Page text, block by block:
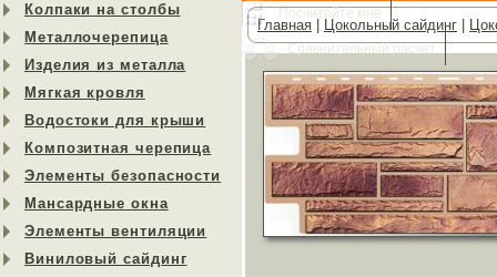
Колпаки на столбы
Металлочерепица
Изделия из металла
Мягкая кровля
Водостоки для крыши
Композитная черепица
Элементы безопасности
Мансардные окна
Элементы вентиляции
Виниловый сайдинг
Главная Цокольный сайдинг
Посчитайте мне
Сравнительный расчет